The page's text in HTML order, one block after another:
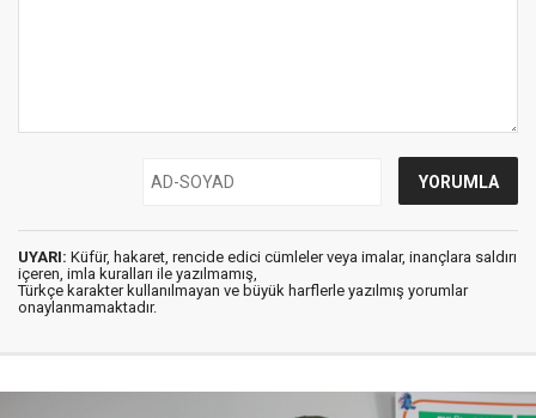
UYARI: Küfür, hakaret, rencide edici cümleler veya imalar, inançlara saldırı
içeren, imla kuralları ile yazılmamış,
Türkçe karakter kullanılmayan ve büyük harflerle yazılmış yorumlar
onaylanmamaktadır.